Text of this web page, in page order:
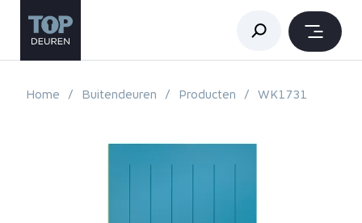
Home Buitendeuren Producten WK1731